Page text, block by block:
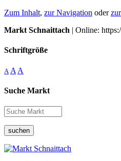
Zum Inhalt, zur Navigation oder
Markt Schnaittach | Online:
Schriftgröße
A A A
Suche Markt
suchen